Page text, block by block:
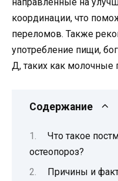
координации, что
переломов. Также
употребление пищи,
Д, таких как молочные
Содержание
Что такое
остеопороз?
Причины и